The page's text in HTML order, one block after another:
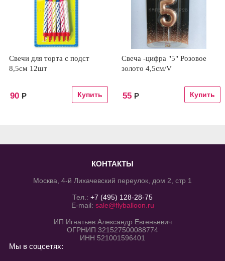
Свечи для торта с подст
8,5см 12шт
90 Р
Свеча -цифра "5" Розовое
золото 4,5см/V
55 Р
КОНТАКТЫ
Москва, 4-й Лихачевский переулок, дом 2, стр 1
Тел.: +7 (495) 128-28-75
E-mail: sale@flyballoon.ru
ИП Игнатьев Александр Евгеньевич
ОГРНИП 321527500088774
ИНН 521001596401
Мы в соцсетях: